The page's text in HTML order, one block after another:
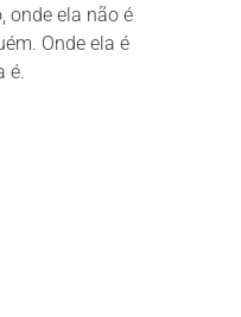
onde ela não é
Onde ela é
é.